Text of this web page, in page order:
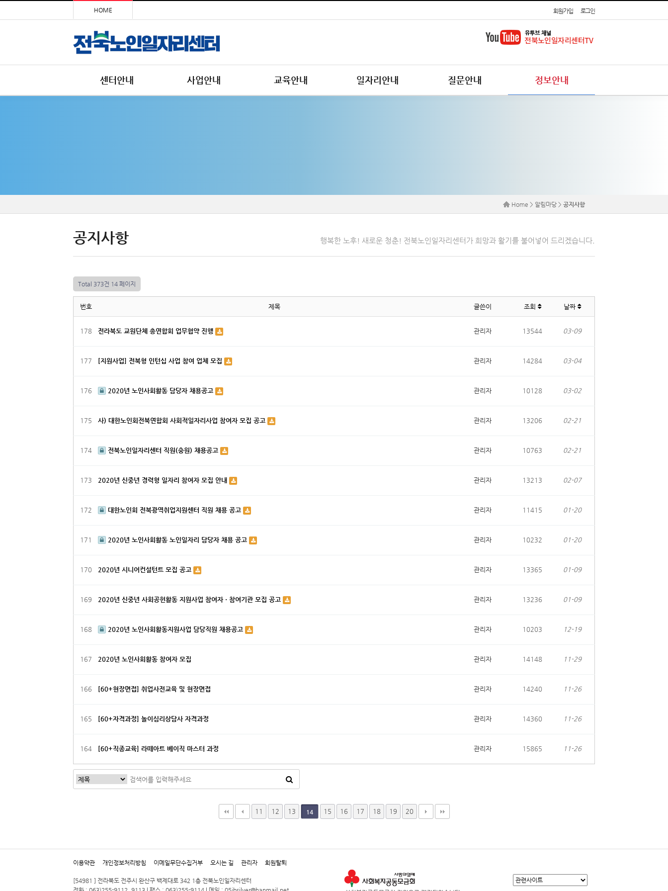
HOME 회원가입 로그인
센터안내 사업안내 교육안내 일자리안내 질문안내 정보안내
Home > 알림마당 > 공지사항
공지사항 행복한 노후! 새로운 청춘! 전북노인일자리센터가 희망과 활기를 불어넣어 드리겠습니다.
Total 373건 14 페이지
번호 제목 글쓴이 조회 날짜
178 전라북도 교원단체 총연합회 업무협약 진행 관리자 13544 03-09
177 [지원사업] 전북형 인턴십 사업 참여 업체 모집 관리자 14284 03-04
176 2020년 노인사회활동 담당자 채용공고 관리자 10128 03-02
175 사) 대한노인회전북연합회 사회적일자리사업 참여자 모집 공고 관리자 13206 02-21
174 전북노인일자리센터 직원(충원) 채용공고 관리자 10763 02-21
173 2020년 신중년 경력형 일자리 참여자 모집 안내 관리자 13213 02-07
172 대한노인회 전북광역취업지원센터 직원 채용 공고 관리자 11415 01-20
171 2020년 노인사회활동 노인일자리 담당자 채용 공고 관리자 10232 01-20
170 2020년 시니어컨설턴트 모집 공고 관리자 13365 01-09
169 2020년 신중년 사회공헌활동 지원사업 참여자ㆍ참여기관 모집 공고 관리자 13236 01-09
168 2020년 노인사회활동지원사업 담당직원 채용공고 관리자 10203 12-19
167 2020년 노인사회활동 참여자 모집 관리자 14148 11-29
166 [60+현장면접] 취업사전교육 및 현장면접 관리자 14240 11-26
165 [60+자격과정] 놀이심리상담사 자격과정 관리자 14360 11-26
164 [60+직종교육] 라떼아트 베이직 마스터 과정 관리자 15865 11-26
11 12 13 14 15 16 17 18 19 20
이용약관 개인정보처리방침 이메일무단수집거부 오시는 길 관리자 회원탈퇴
[54981 ] 전라북도 전주시 완산구 백제대로 342 1층 전북노인일자리센터